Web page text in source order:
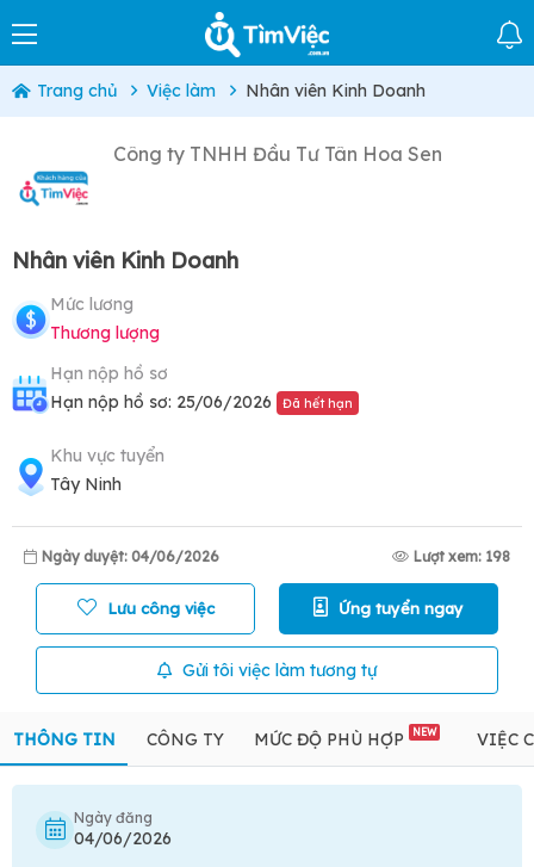
Trang chủ Việc làm Nhân viên Kinh Doanh
Công ty TNHH Đầu Tư Tân Hoa Sen
Nhân viên Kinh Doanh
Mức lương
Thương lượng
Hạn nộp hồ sơ
Hạn nộp hồ sơ: 25/06/2026
Đã hết hạn
Khu vực tuyển
Tây Ninh
Ngày duyệt: 04/06/2026 Lượt xem: 198
Lưu công việc Ứng tuyển ngay
Gửi tôi việc làm tương tự
THÔNG TIN CÔNG TY MỨC ĐỘ PHÙ HỢP NEW VIỆC
Ngày đăng
04/06/2026